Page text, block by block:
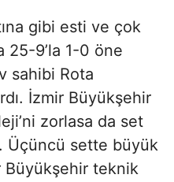
gibi esti ve çok
25-9’la 1-0 öne
sahibi Rota
İzmir Büyükşehir
zorlasa da set
Üçüncü sette büyük
Büyükşehir teknik